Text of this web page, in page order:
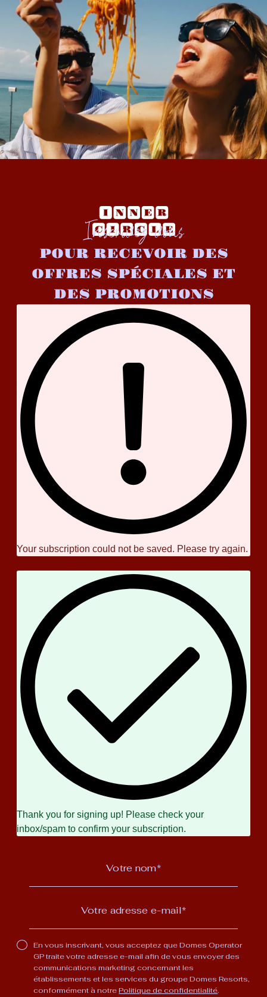
Inscrivez-vous
POUR RECEVOIR DES
OFFRES SPÉCIALES ET
DES PROMOTIONS
Your subscription could not be saved. Please try again.
Thank you for signing up! Please check your
inbox/spam to confirm your subscription.
En vous inscrivant, vous acceptez que Domes Operator
GP traite votre adresse e-mail afin de vous envoyer des
communications marketing concernant les
établissements et les services du groupe Domes Resorts,
conformément à notrePolitique de confidentialité.